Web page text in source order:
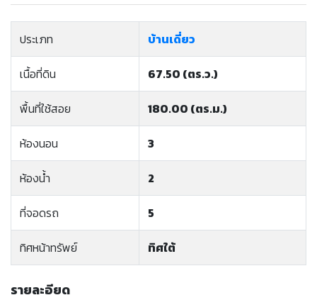
ประเภท บ้านเดี่ยว
เนื้อที่ดิน 67.50 (ตร.ว.)
พื้นที่ใช้สอย 180.00 (ตร.ม.)
ห้องนอน 3
ห้องน้ำ 2
ที่จอดรถ 5
ทิศหน้าทรัพย์ ทิศใต้
รายละอียด